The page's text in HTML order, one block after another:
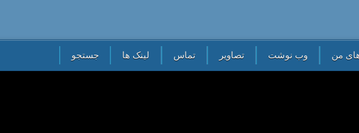
من وب نوشت تصاویر تماس لینک ها جستجو